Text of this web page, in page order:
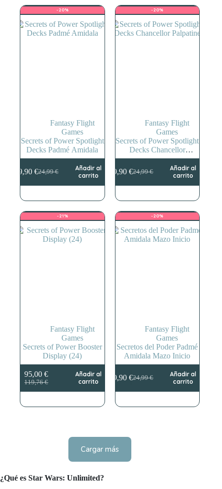
299,88 €.
179,00 €.
-20%
Fantasy Flight
Games
Secrets of Power Spotlight
Decks Padmé Amidala
24,99€
El
precio
era:
24,99 €.
19,90 €El
precio
es:
19,90 €.
Añadir al
carrito
-20%
Fantasy Flight
Games
Secrets of Power Spotlight
Decks Chancellor
Palpatine
24,99€
El
precio
era:
24,99 €.
19,90€El
precio
es:
19,90 €.
Añadir al
carrito
-21%
Fantasy Flight
Games
Secrets of Power Booster
Display (24)
119,76€
El
precio
era:
95,00€
El
precio
es:
Añadir al
carrito
-20%
Fantasy Flight
Games
Secretos del Poder Padmé
Amidala Mazo Inicio
24,99€
El
precio
era:
19,90€El
precio
es:
Añadir al
carrito
Cargar más
¿Qué es Star Wars: Unlimited?